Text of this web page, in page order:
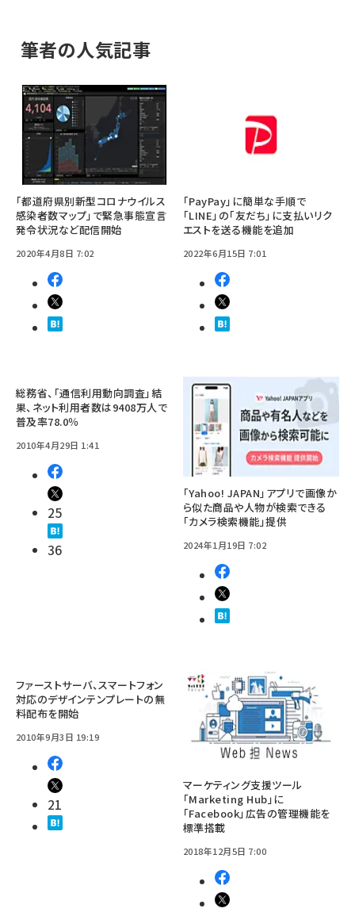
筆者の人気記事
「都道府県別新型コロナウイルス
感染者数マップ」で緊急事態宣言
発令状況など配信開始
2020年4月8日 7:02
「PayPay」に簡単な手順で
「LINE」の「友だち」に支払いリク
エストを送る機能を追加
2022年6月15日 7:01
総務省、「通信利用動向調査」結
果、ネット利用者数は9408万人で
普及率78.0％
2010年4月29日 1:41
25
36
「Yahoo! JAPAN」アプリで画像か
ら似た商品や人物が検索できる
「カメラ検索機能」提供
2024年1月19日 7:02
ファーストサーバ、スマートフォン
対応のデザインテンプレートの無
料配布を開始
2010年9月3日 19:19
21
マーケティング支援ツール
「Marketing Hub」に
「Facebook」広告の管理機能を
標準搭載
2018年12月5日 7:00